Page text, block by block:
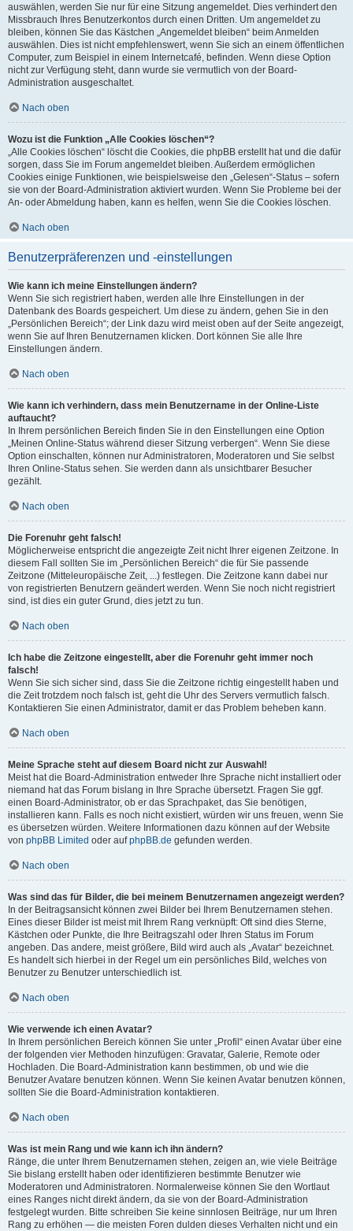
auswählen, werden Sie nur für eine Sitzung angemeldet. Dies verhindert den
Missbrauch Ihres Benutzerkontos durch einen Dritten. Um angemeldet zu
bleiben, können Sie das Kästchen „Angemeldet bleiben“ beim Anmelden
auswählen. Dies ist nicht empfehlenswert, wenn Sie sich an einem öffentlichen
Computer, zum Beispiel in einem Internetcafé, befinden. Wenn diese Option
nicht zur Verfügung steht, dann wurde sie vermutlich von der Board-
Administration ausgeschaltet.
Nach oben
Wozu ist die Funktion „Alle Cookies löschen“?
„Alle Cookies löschen“ löscht die Cookies, die phpBB erstellt hat und die dafür
sorgen, dass Sie im Forum angemeldet bleiben. Außerdem ermöglichen
Cookies einige Funktionen, wie beispielsweise den „Gelesen“-Status – sofern
sie von der Board-Administration aktiviert wurden. Wenn Sie Probleme bei der
An- oder Abmeldung haben, kann es helfen, wenn Sie die Cookies löschen.
Nach oben
Benutzerpräferenzen und -einstellungen
Wie kann ich meine Einstellungen ändern?
Wenn Sie sich registriert haben, werden alle Ihre Einstellungen in der
Datenbank des Boards gespeichert. Um diese zu ändern, gehen Sie in den
„Persönlichen Bereich“; der Link dazu wird meist oben auf der Seite angezeigt,
wenn Sie auf Ihren Benutzernamen klicken. Dort können Sie alle Ihre
Einstellungen ändern.
Nach oben
Wie kann ich verhindern, dass mein Benutzername in der Online-Liste
auftaucht?
In Ihrem persönlichen Bereich finden Sie in den Einstellungen eine Option
„Meinen Online-Status während dieser Sitzung verbergen“. Wenn Sie diese
Option einschalten, können nur Administratoren, Moderatoren und Sie selbst
Ihren Online-Status sehen. Sie werden dann als unsichtbarer Besucher
gezählt.
Nach oben
Die Forenuhr geht falsch!
Möglicherweise entspricht die angezeigte Zeit nicht Ihrer eigenen Zeitzone. In
diesem Fall sollten Sie im „Persönlichen Bereich“ die für Sie passende
Zeitzone (Mitteleuropäische Zeit, ...) festlegen. Die Zeitzone kann dabei nur
von registrierten Benutzern geändert werden. Wenn Sie noch nicht registriert
sind, ist dies ein guter Grund, dies jetzt zu tun.
Nach oben
Ich habe die Zeitzone eingestellt, aber die Forenuhr geht immer noch
falsch!
Wenn Sie sich sicher sind, dass Sie die Zeitzone richtig eingestellt haben und
die Zeit trotzdem noch falsch ist, geht die Uhr des Servers vermutlich falsch.
Kontaktieren Sie einen Administrator, damit er das Problem beheben kann.
Nach oben
Meine Sprache steht auf diesem Board nicht zur Auswahl!
Meist hat die Board-Administration entweder Ihre Sprache nicht installiert oder
niemand hat das Forum bislang in Ihre Sprache übersetzt. Fragen Sie ggf.
einen Board-Administrator, ob er das Sprachpaket, das Sie benötigen,
installieren kann. Falls es noch nicht existiert, würden wir uns freuen, wenn Sie
es übersetzen würden. Weitere Informationen dazu können auf der Website
von phpBB Limited oder aufphpBB.de gefunden werden.
Nach oben
Was sind das für Bilder, die bei meinem Benutzernamen angezeigt werden?
In der Beitragsansicht können zwei Bilder bei Ihrem Benutzernamen stehen.
Eines dieser Bilder ist meist mit Ihrem Rang verknüpft: Oft sind dies Sterne,
Kästchen oder Punkte, die Ihre Beitragszahl oder Ihren Status im Forum
angeben. Das andere, meist größere, Bild wird auch als „Avatar“ bezeichnet.
Es handelt sich hierbei in der Regel um ein persönliches Bild, welches von
Benutzer zu Benutzer unterschiedlich ist.
Nach oben
Wie verwende ich einen Avatar?
In Ihrem persönlichen Bereich können Sie unter „Profil“ einen Avatar über eine
der folgenden vier Methoden hinzufügen: Gravatar, Galerie, Remote oder
Hochladen. Die Board-Administration kann bestimmen, ob und wie die
Benutzer Avatare benutzen können. Wenn Sie keinen Avatar benutzen können,
sollten Sie die Board-Administration kontaktieren.
Nach oben
Was ist mein Rang und wie kann ich ihn ändern?
Ränge, die unter Ihrem Benutzernamen stehen, zeigen an, wie viele Beiträge
Sie bislang erstellt haben oder identifizieren bestimmte Benutzer wie
Moderatoren und Administratoren. Normalerweise können Sie den Wortlaut
eines Ranges nicht direkt ändern, da sie von der Board-Administration
festgelegt wurden. Bitte schreiben Sie keine sinnlosen Beiträge, nur um Ihren
Rang zu erhöhen — die meisten Foren dulden dieses Verhalten nicht und ein